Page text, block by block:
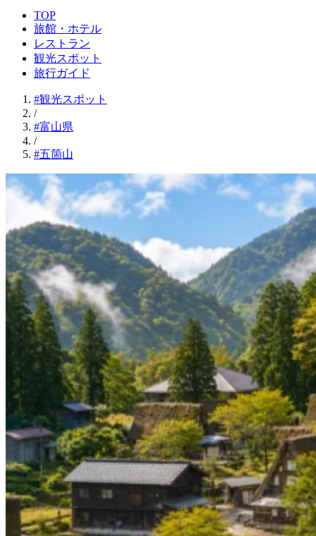
TOP
旅館・ホテル
レストラン
観光スポット
旅行ガイド
#観光スポット
/
#富山県
/
#五箇山